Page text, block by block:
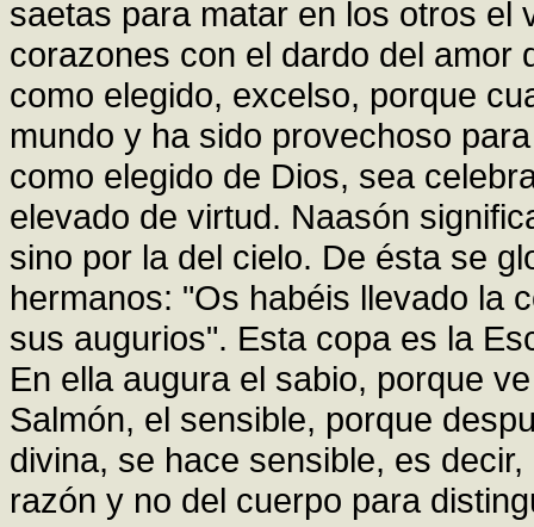
saetas para matar en los otros el
corazones con el dardo del amor
como elegido, excelso, porque
mundo y ha sido provechoso
como elegido de Dios, sea
elevado de virtud. Naasón
sino por la del cielo. De ésta se
hermanos: "Os habéis llevado la
sus augurios". Esta copa es la
En ella augura el sabio, porque
Salmón, el sensible, porque
divina, se hace sensible, es
razón y no del cuerpo para